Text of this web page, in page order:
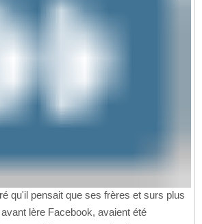
qu'il pensait que ses frères et surs plus
lère Facebook, avaient été